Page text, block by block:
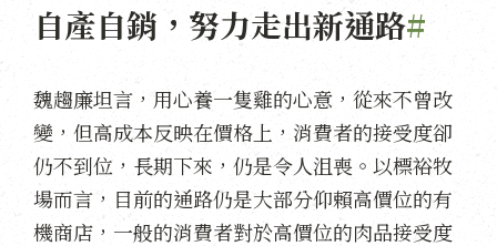
自產自銷，努力走出新通路#
魏趨廉坦言，用心養一隻雞的心意，從來不曾改
變，但高成本反映在價格上，消費者的接受度卻
仍不到位，長期下來，仍是令人沮喪。以標裕牧
場而言，目前的通路仍是大部分仰賴高價位的有
機商店，一般的消費者對於高價位的肉品接受度